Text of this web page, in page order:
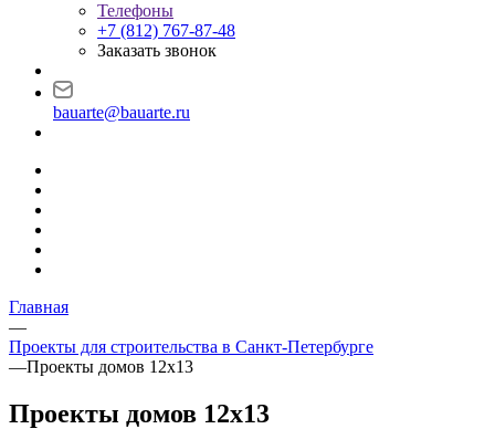
Телефоны
+7 (812) 767-87-48
Заказать звонок
bauarte@bauarte.ru
Главная
—
Проекты для строительства в Санкт-Петербурге
—Проекты домов 12х13
Проекты домов 12х13